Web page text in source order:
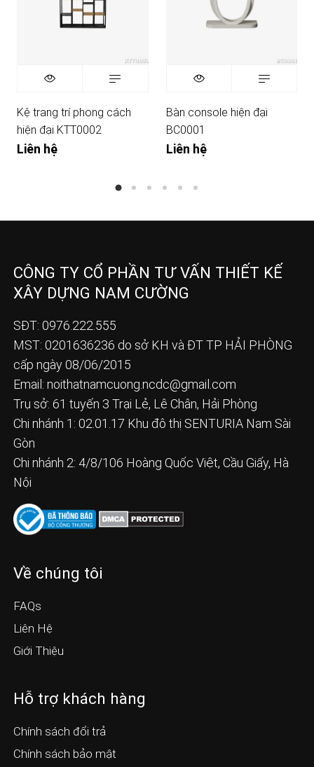
Kệ trang trí phong cách
hiện đại KTT0002
Liên hệ
Bàn console hiện đại
BC0001
Liên hệ
CÔNG TY CỔ PHẦN TƯ VẤN THIẾT KẾ
XÂY DỰNG NAM CƯỜNG
SĐT: 0976.222.555
MST: 0201636236 do sở KH và ĐT TP HẢI PHÒNG
cấp ngày 08/06/2015
Email: noithatnamcuong.ncdc@gmail.com
Trụ sở: 61 tuyến 3 Trại Lẻ, Lê Chân, Hải Phòng
Chi nhánh 1: 02.01.17 Khu đô thị SENTURIA Nam Sài
Gòn
Chi nhánh 2: 4/8/106 Hoàng Quốc Việt, Cầu Giấy, Hà
Nội
Về chúng tôi
FAQs
Liên Hệ
Giới Thiệu
Hỗ trợ khách hàng
Chính sách đổi trả
Chính sách bảo mật